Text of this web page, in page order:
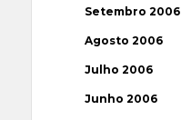
Setembro 2006
Agosto 2006
Julho 2006
Junho 2006